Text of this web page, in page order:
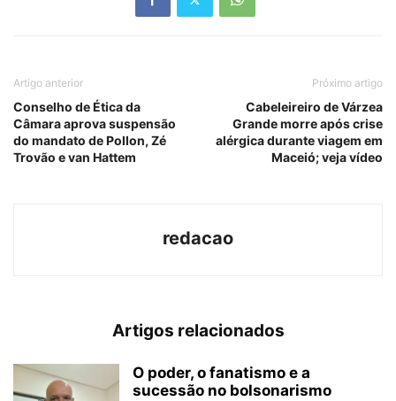
Artigo anterior
Conselho de Ética da
Câmara aprova suspensão
do mandato de Pollon, Zé
Trovão e van Hattem
Próximo artigo
Cabeleireiro de Várzea
Grande morre após crise
alérgica durante viagem em
Maceió; veja vídeo
redacao
Artigos relacionados
O poder, o fanatismo e a
sucessão no bolsonarismo